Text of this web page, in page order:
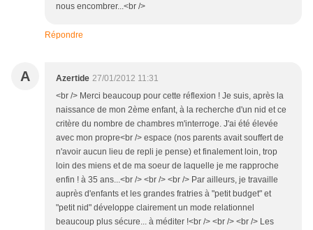
nous encombrer...<br />
Répondre
A Azertide 27/01/2012 11:31
<br /> Merci beaucoup pour cette réflexion ! Je suis, après la
naissance de mon 2ème enfant, à la recherche d'un nid et ce
critère du nombre de chambres m'interroge. J'ai été élevée
avec mon propre<br /> espace (nos parents avait souffert de
n'avoir aucun lieu de repli je pense) et finalement loin, trop
loin des miens et de ma soeur de laquelle je me rapproche
enfin ! à 35 ans...<br /> <br /> <br /> Par ailleurs, je travaille
auprès d'enfants et les grandes fratries à "petit budget" et
"petit nid" développe clairement un mode relationnel
beaucoup plus sécure... à méditer !<br /> <br /> <br /> Les